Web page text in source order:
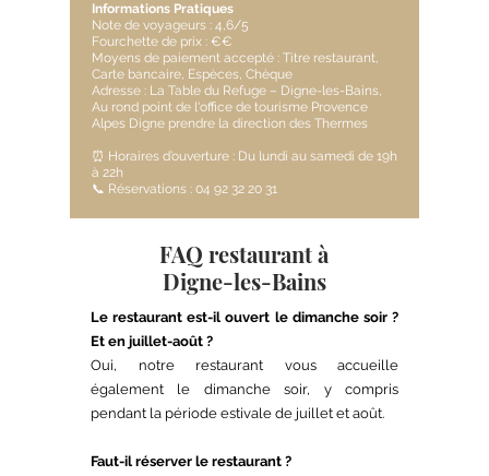
Informations Pratiques
Note de voyageurs : 4,6/5
Fourchette de prix : €€
Moyens de paiement accepté : Titre restaurant,
Carte bancaire, Espèces, Chèque
Adresse : La Table du Refuge – Digne-les-Bains,
Au rond point de l'office de tourisme Provence
Alpes Digne prendre la direction des Thermes
⏰ Horaires d’ouverture : Du lundi au samedi de 19h
à 22h
📞 Réservations : 04 92 32 20 31
FAQ restaurant à
Digne-les-Bains
Le restaurant est-il ouvert le dimanche soir ?
Et en juillet-août ?
Oui, notre restaurant vous accueille
également le dimanche soir, y compris
pendant la période estivale de juillet et août.
Faut-il réserver le restaurant ?